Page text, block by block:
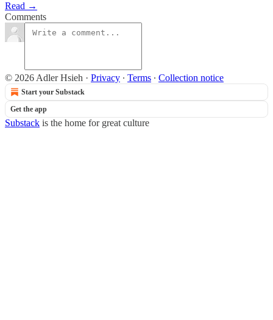
Read →
Comments
© 2026 Adler Hsieh · Privacy ∙ Terms ∙ Collection notice
Start your Substack
Get the app
Substack is the home for great culture